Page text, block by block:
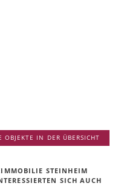
IN DER ÜBERSICHT
STEINHEIM
SICH AUCH